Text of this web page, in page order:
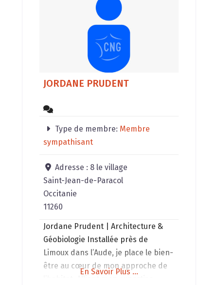
JORDANE PRUDENT
Type de membre: Membre
sympathisant
Adresse : 8 le village
Saint-Jean-de-Paracol
Occitanie
11260
Jordane Prudent | Architecture &
Géobiologie Installée près de
Limoux dans l’Aude, je place le bien-
être au cœur de mon approche de
En Savoir Plus ...